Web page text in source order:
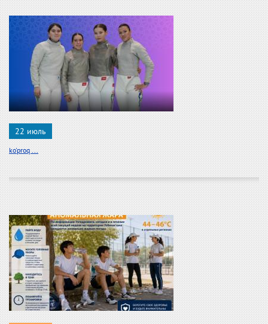
22 июль
ko'proq ...